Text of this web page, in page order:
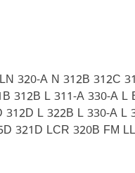
320-A N 312B 312C
312B L 311-A 330-A
L 322B L 330-A
321D LCR 320B FM